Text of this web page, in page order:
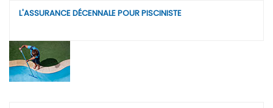
L'ASSURANCE DÉCENNALE POUR PISCINISTE